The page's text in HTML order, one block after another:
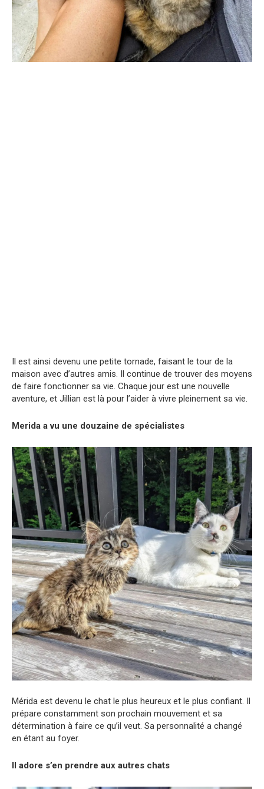
Il est ainsi devenu une petite tornade, faisant le tour de la
maison avec d’autres amis. Il continue de trouver des moyens
de faire fonctionner sa vie. Chaque jour est une nouvelle
aventure, et Jillian est là pour l’aider à vivre pleinement sa vie.
Merida a vu une douzaine de spécialistes
Mérida est devenu le chat le plus heureux et le plus confiant. Il
prépare constamment son prochain mouvement et sa
détermination à faire ce qu’il veut. Sa personnalité a changé
en étant au foyer.
Il adore s’en prendre aux autres chats